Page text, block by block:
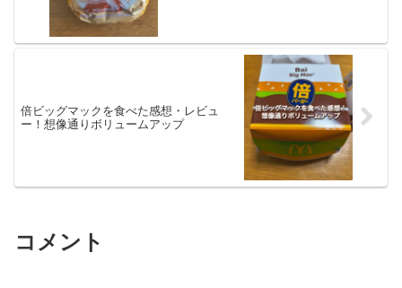
倍ビッグマックを食べた感想・レビュ
ー！想像通りボリュームアップ
コメント